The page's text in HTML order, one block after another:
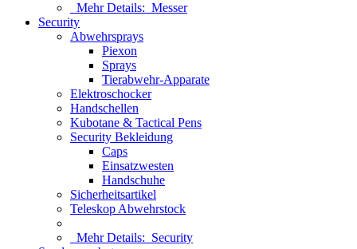
Mehr Details: Messer
Security
Abwehrsprays
Piexon
Sprays
Tierabwehr-Apparate
Elektroschocker
Handschellen
Kubotane & Tactical Pens
Security Bekleidung
Caps
Einsatzwesten
Handschuhe
Sicherheitsartikel
Teleskop Abwehrstock
Mehr Details: Security